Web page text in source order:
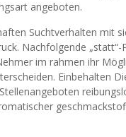
angeboten.
Suchtverhalten mit
Nachfolgende
im rahmen ihr
Einbehalten